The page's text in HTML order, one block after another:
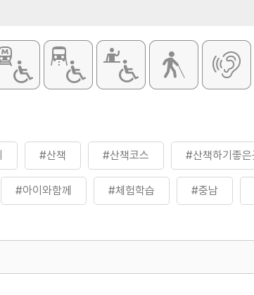
#산책 #산책코스 #산책하기좋은
#아이와함께 #체험학습 #충남